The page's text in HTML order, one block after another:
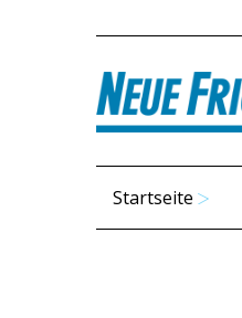
Startseite